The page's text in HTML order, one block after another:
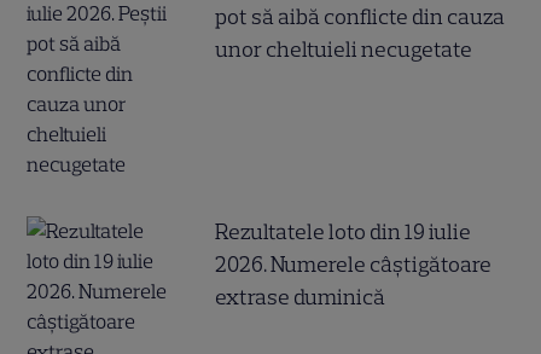
pot să aibă conflicte din cauza
unor cheltuieli necugetate
Rezultatele loto din 19 iulie
2026. Numerele câştigătoare
extrase duminică